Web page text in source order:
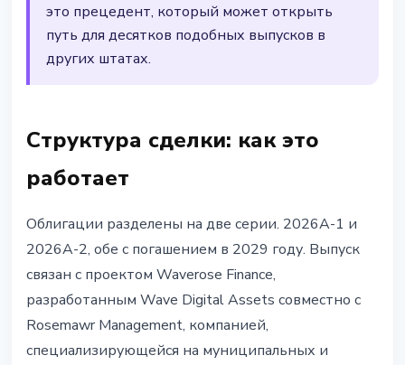
это прецедент, который может открыть
путь для десятков подобных выпусков в
других штатах.
Структура сделки: как это
работает
Облигации разделены на две серии. 2026A-1 и
2026A-2, обе с погашением в 2029 году. Выпуск
связан с проектом Waverose Finance,
разработанным Wave Digital Assets совместно с
Rosemawr Management, компанией,
специализирующейся на муниципальных и